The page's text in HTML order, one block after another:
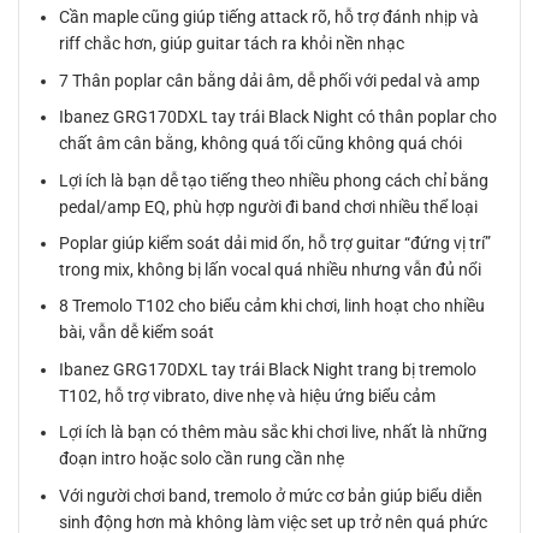
Cần maple cũng giúp tiếng attack rõ, hỗ trợ đánh nhịp và
riff chắc hơn, giúp guitar tách ra khỏi nền nhạc
7 Thân poplar cân bằng dải âm, dễ phối với pedal và amp
Ibanez GRG170DXL tay trái Black Night có thân poplar cho
chất âm cân bằng, không quá tối cũng không quá chói
Lợi ích là bạn dễ tạo tiếng theo nhiều phong cách chỉ bằng
pedal/amp EQ, phù hợp người đi band chơi nhiều thể loại
Poplar giúp kiểm soát dải mid ổn, hỗ trợ guitar “đứng vị trí”
trong mix, không bị lấn vocal quá nhiều nhưng vẫn đủ nổi
8 Tremolo T102 cho biểu cảm khi chơi, linh hoạt cho nhiều
bài, vẫn dễ kiểm soát
Ibanez GRG170DXL tay trái Black Night trang bị tremolo
T102, hỗ trợ vibrato, dive nhẹ và hiệu ứng biểu cảm
Lợi ích là bạn có thêm màu sắc khi chơi live, nhất là những
đoạn intro hoặc solo cần rung cần nhẹ
Với người chơi band, tremolo ở mức cơ bản giúp biểu diễn
sinh động hơn mà không làm việc set up trở nên quá phức